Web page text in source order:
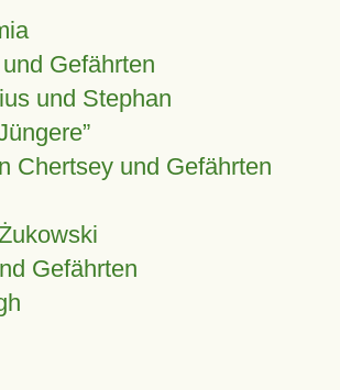
Gefährten
und Stephan
Chertsey und Gefährten
Gefährten